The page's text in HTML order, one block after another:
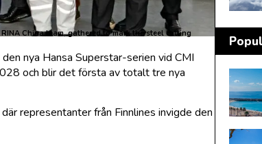
China team, gathered to mark the steel cutting
nya Hansa Superstar-serien vid CMI
och blir det första av totalt tre nya
representanter från Finnlines invigde den